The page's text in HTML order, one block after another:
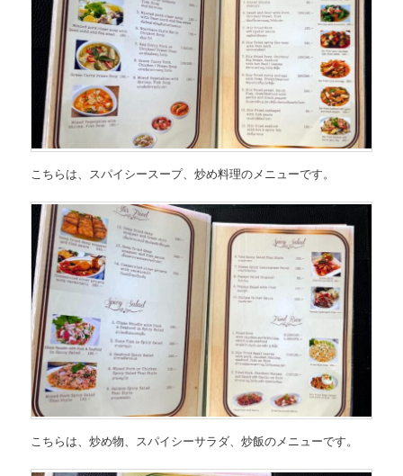
こちらは、 スパイシースープ、炒め料理のメニューです。
こちらは、炒め物、スパイシーサラダ、炒飯のメニューです。